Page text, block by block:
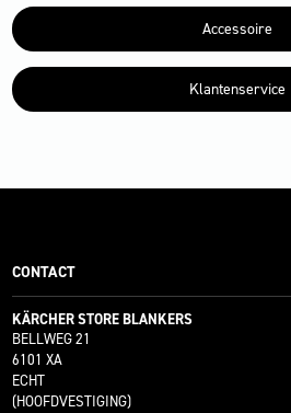
Accessoire
Klantenservice
CONTACT
KÄRCHER STORE BLANKERS
BELLWEG 21
6101 XA
ECHT
(HOOFDVESTIGING)